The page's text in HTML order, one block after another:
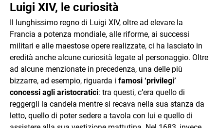
Luigi XIV, le curiosità
Il lunghissimo regno di Luigi XIV, oltre ad elevare la
Francia a potenza mondiale, alle riforme, ai successi
militari e alle maestose opere realizzate, ci ha lasciato in
eredità anche alcune curiosità legate al personaggio. Oltre
ad alcune menzionate in precedenza, una delle più
bizzarre, ad esempio, riguarda i famosi ‘privilegi’
concessi agli aristocratici: tra questi, c’era quello di
reggergli la candela mentre si recava nella sua stanza da
letto, quello di poter sedere a tavola con lui e quello di